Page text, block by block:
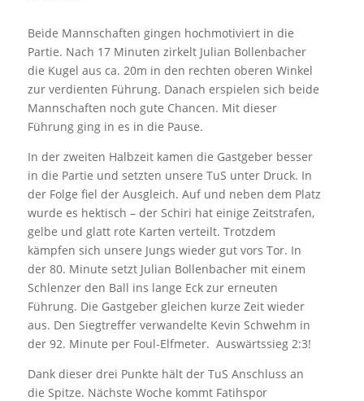
Beide Mannschaften gingen hochmotiviert in die
Partie. Nach 17 Minuten zirkelt Julian Bollenbacher
die Kugel aus ca. 20m in den rechten oberen Winkel
zur verdienten Führung. Danach erspielen sich beide
Mannschaften noch gute Chancen. Mit dieser
Führung ging in es in die Pause.
In der zweiten Halbzeit kamen die Gastgeber besser
in die Partie und setzten unsere TuS unter Druck. In
der Folge fiel der Ausgleich. Auf und neben dem Platz
wurde es hektisch – der Schiri hat einige Zeitstrafen,
gelbe und glatt rote Karten verteilt. Trotzdem
kämpfen sich unsere Jungs wieder gut vors Tor. In
der 80. Minute setzt Julian Bollenbacher mit einem
Schlenzer den Ball ins lange Eck zur erneuten
Führung. Die Gastgeber gleichen kurze Zeit wieder
aus. Den Siegtreffer verwandelte Kevin Schwehm in
der 92. Minute per Foul-Elfmeter. Auswärtssieg 2:3!
Dank dieser drei Punkte hält der TuS Anschluss an
die Spitze. Nächste Woche kommt Fatihspor